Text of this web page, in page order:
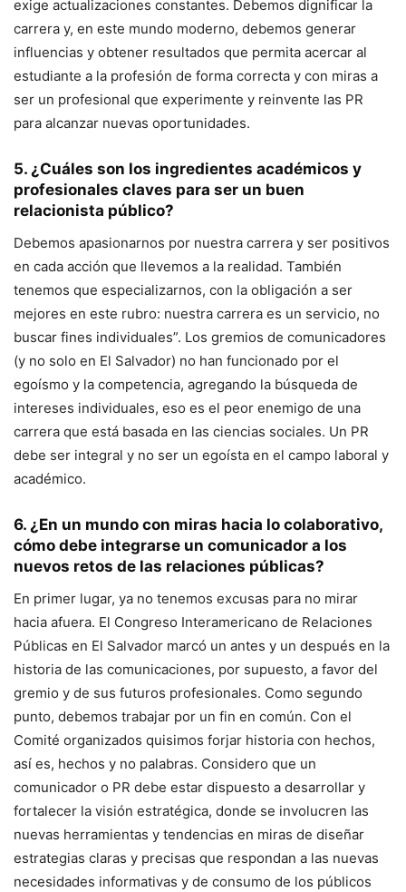
exige actualizaciones constantes. Debemos dignificar la
carrera y, en este mundo moderno, debemos generar
influencias y obtener resultados que permita acercar al
estudiante a la profesión de forma correcta y con miras a
ser un profesional que experimente y reinvente las PR
para alcanzar nuevas oportunidades.
5. ¿Cuáles son los ingredientes académicos y
profesionales claves para ser un buen
relacionista público?
Debemos apasionarnos por nuestra carrera y ser positivos
en cada acción que llevemos a la realidad. También
tenemos que especializarnos, con la obligación a ser
mejores en este rubro: nuestra carrera es un servicio, no
buscar fines individuales”. Los gremios de comunicadores
(y no solo en El Salvador) no han funcionado por el
egoísmo y la competencia, agregando la búsqueda de
intereses individuales, eso es el peor enemigo de una
carrera que está basada en las ciencias sociales. Un PR
debe ser integral y no ser un egoísta en el campo laboral y
académico.
6. ¿En un mundo con miras hacia lo colaborativo,
cómo debe integrarse un comunicador a los
nuevos retos de las relaciones públicas?
En primer lugar, ya no tenemos excusas para no mirar
hacia afuera. El Congreso Interamericano de Relaciones
Públicas en El Salvador marcó un antes y un después en la
historia de las comunicaciones, por supuesto, a favor del
gremio y de sus futuros profesionales. Como segundo
punto, debemos trabajar por un fin en común. Con el
Comité organizados quisimos forjar historia con hechos,
así es, hechos y no palabras. Considero que un
comunicador o PR debe estar dispuesto a desarrollar y
fortalecer la visión estratégica, donde se involucren las
nuevas herramientas y tendencias en miras de diseñar
estrategias claras y precisas que respondan a las nuevas
necesidades informativas y de consumo de los públicos